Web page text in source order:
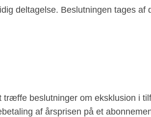
deltagelse. Beslutningen tages af
træffe beslutninger om eksklusion i
af årsprisen på et